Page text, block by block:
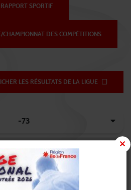
RAPPORT SPORTIF
CHAMPIONNAT DES COMPÉTITIONS
LES RÉSULTATS DE LA LIGUE
-73
-100